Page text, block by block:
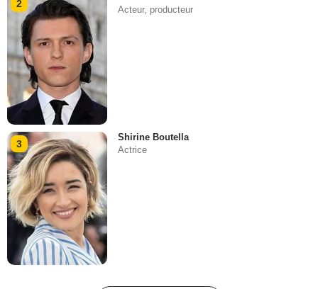
2
Acteur, producteur
3
Shirine Boutella
Actrice